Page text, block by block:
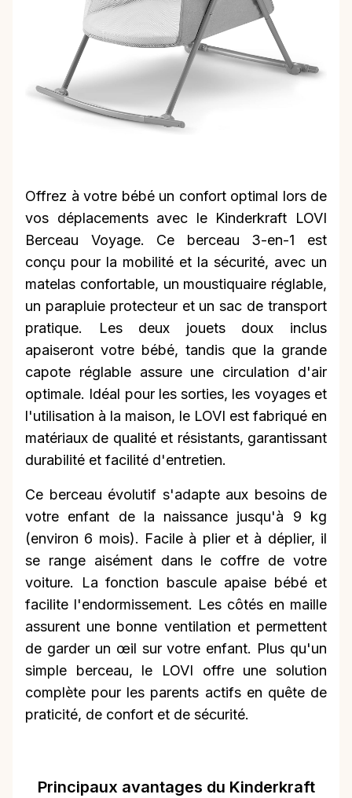
Offrez à votre bébé un confort optimal lors de
vos déplacements avec le Kinderkraft LOVI
Berceau Voyage. Ce berceau 3-en-1 est
conçu pour la mobilité et la sécurité, avec un
matelas confortable, un moustiquaire réglable,
un parapluie protecteur et un sac de transport
pratique. Les deux jouets doux inclus
apaiseront votre bébé, tandis que la grande
capote réglable assure une circulation d'air
optimale. Idéal pour les sorties, les voyages et
l'utilisation à la maison, le LOVI est fabriqué en
matériaux de qualité et résistants, garantissant
durabilité et facilité d'entretien.
Ce berceau évolutif s'adapte aux besoins de
votre enfant de la naissance jusqu'à 9 kg
(environ 6 mois). Facile à plier et à déplier, il
se range aisément dans le coffre de votre
voiture. La fonction bascule apaise bébé et
facilite l'endormissement. Les côtés en maille
assurent une bonne ventilation et permettent
de garder un œil sur votre enfant. Plus qu'un
simple berceau, le LOVI offre une solution
complète pour les parents actifs en quête de
praticité, de confort et de sécurité.
Principaux avantages du Kinderkraft